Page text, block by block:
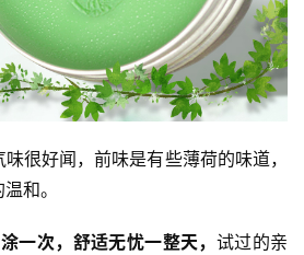
很好闻，前味是有些薄荷的味道，
和。
一次，舒适无忧一整天， 试过的亲